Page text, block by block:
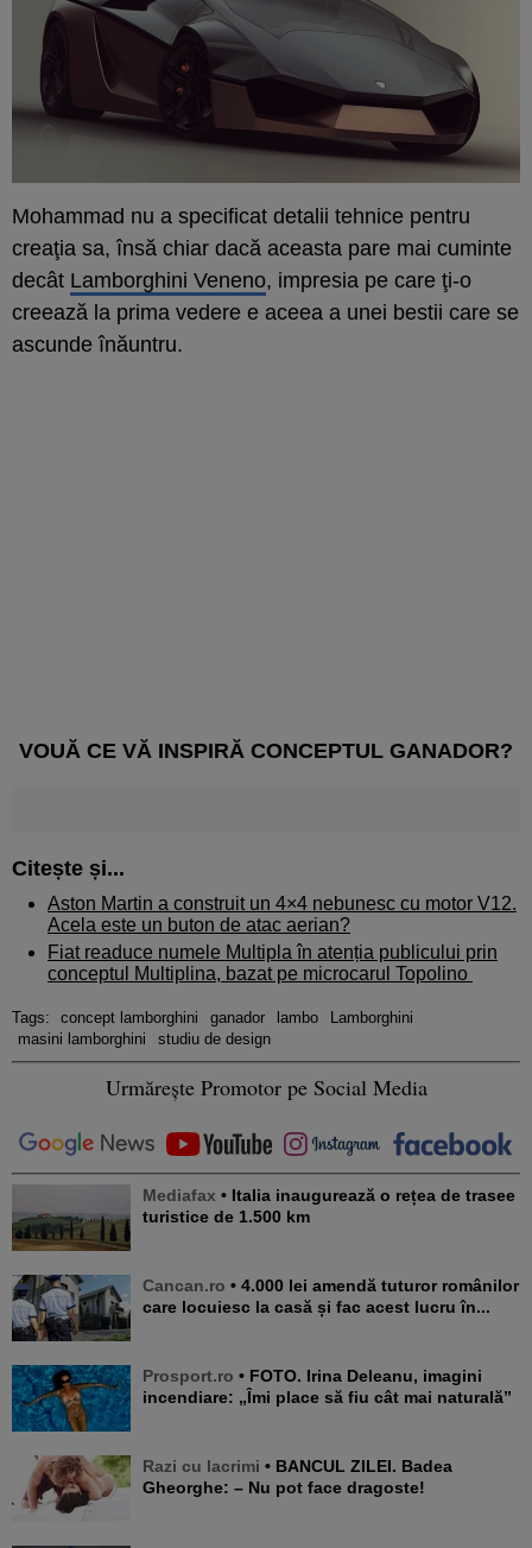
Mohammad nu a specificat detalii tehnice pentru
creaţia sa, însă chiar dacă aceasta pare mai cuminte
decât Lamborghini Veneno, impresia pe care ţi-o
creează la prima vedere e aceea a unei bestii care se
ascunde înăuntru.
VOUĂ CE VĂ INSPIRĂ CONCEPTUL GANADOR?
Citește și...
Aston Martin a construit un 4×4 nebunesc cu motor V12.
Acela este un buton de atac aerian?
Fiat readuce numele Multipla în atenția publicului prin
conceptul Multiplina, bazat pe microcarul Topolino
Tags: concept lamborghini ganador lambo
Lamborghini
masini lamborghini
studiu de design
Urmărește Promotor pe Social Media
Mediafax • Italia inaugurează o rețea de trasee
turistice de 1.500 km
Cancan.ro • 4.000 lei amendă tuturor românilor
care locuiesc la casă și fac acest lucru în...
Prosport.ro • FOTO. Irina Deleanu, imagini
incendiare: „Îmi place să fiu cât mai naturală”
Razi cu lacrimi • BANCUL ZILEI. Badea
Gheorghe: – Nu pot face dragoste!